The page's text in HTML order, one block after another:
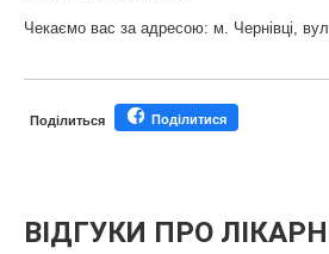
Чекаємо вас за адресою: м. Чернівці,
Поділиться Поділитися
ВІДГУКИ ПРО